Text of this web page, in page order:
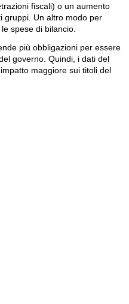
fiscali) o un aumento
gruppi. Un altro modo per
spese di bilancio.
più obbligazioni per essere
governo. Quindi, i dati del
maggiore sui titoli del